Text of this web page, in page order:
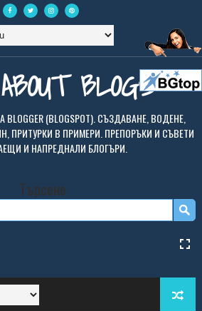
BLOGS
(BLOGSPOT). СЪЗДАВАНЕ, ВОДЕНЕ,
ПРИТУРКИ В ПРИМЕРИ. ПРЕПОРЪКИ И СЪВЕТИ
И НАПРЕДНАЛИ БЛОГЪРИ.
Търсене